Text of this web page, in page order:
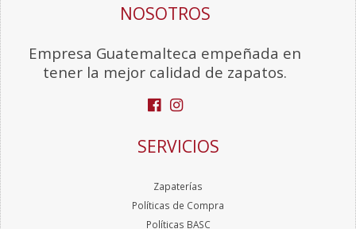
NOSOTROS
Empresa Guatemalteca empeñada en
tener la mejor calidad de zapatos.
SERVICIOS
Zapaterías
Políticas de Compra
Políticas BASC